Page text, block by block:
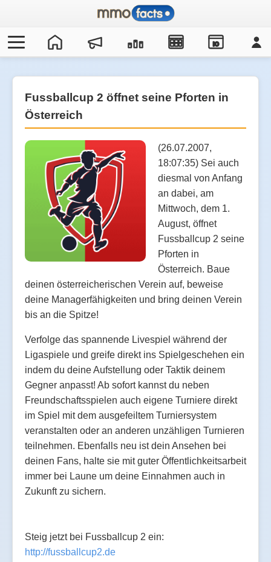
IO
Fussballcup 2 öffnet seine Pforten in
Österreich
(26.07.2007,
18:07:35) Sei auch
diesmal von Anfang
an dabei, am
Mittwoch, dem 1.
August, öffnet
Fussballcup 2 seine
Pforten in
Österreich. Baue
deinen österreicherischen Verein auf, beweise
deine Managerfähigkeiten und bring deinen Verein
bis an die Spitze!
Verfolge das spannende Livespiel während der
Ligaspiele und greife direkt ins Spielgeschehen ein
indem du deine Aufstellung oder Taktik deinem
Gegner anpasst! Ab sofort kannst du neben
Freundschaftsspielen auch eigene Turniere direkt
im Spiel mit dem ausgefeiltem Turniersystem
veranstalten oder an anderen unzähligen Turnieren
teilnehmen. Ebenfalls neu ist dein Ansehen bei
deinen Fans, halte sie mit guter Öffentlichkeitsarbeit
immer bei Laune um deine Einnahmen auch in
Zukunft zu sichern.
Steig jetzt bei Fussballcup 2 ein:
http://fussballcup2.de